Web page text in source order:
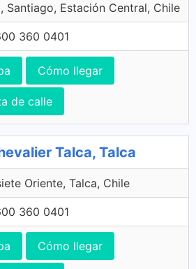
Santiago, Estación Central, Chile
360 0401
Cómo llegar
de calle
Talca, Talca
Oriente, Talca, Chile
360 0401
Cómo llegar